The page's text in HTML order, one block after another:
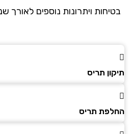
ויתרונות נוספים לאורך שנים.
תריס
תריס